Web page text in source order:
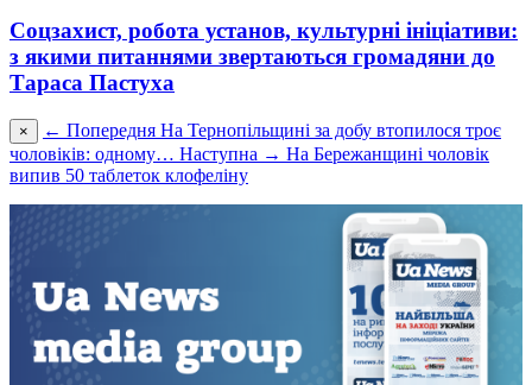
Соцзахист, робота установ, культурні ініціативи:
з якими питаннями звертаються громадяни до
Тараса Пастуха
× ← Попередня На Тернопільщині за добу втопилося троє
чоловіків: одному… Наступна → На Бережанщині чоловік
випив 50 таблеток клофеліну